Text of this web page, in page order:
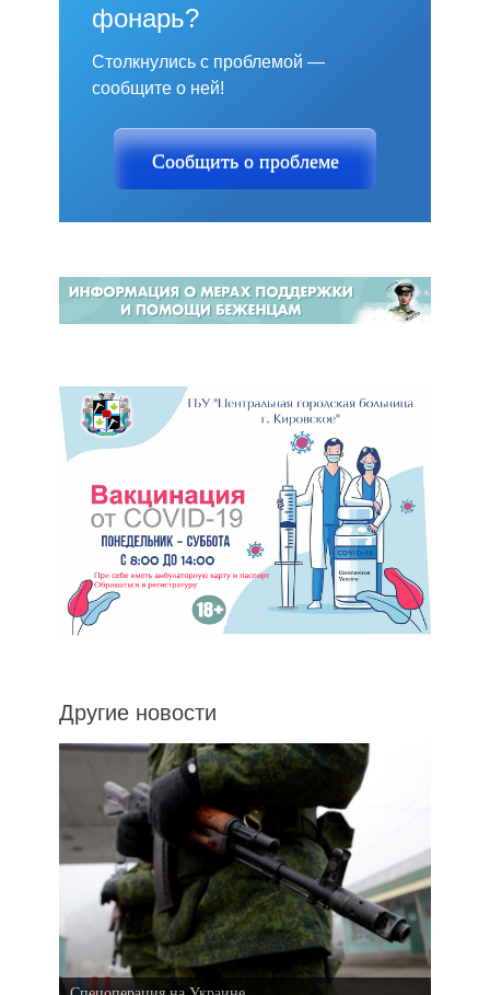
фонарь?
Столкнулись с проблемой —
сообщите о ней!
Сообщить о проблеме
Другие новости